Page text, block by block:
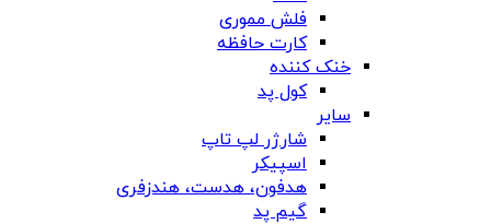
فلش مموری
کارت حافظه
خنک کننده
کول پد
سایر
شارژر لپ تاپ
اسپیکر
هدفون، هدست، هندزفری
گیم پد